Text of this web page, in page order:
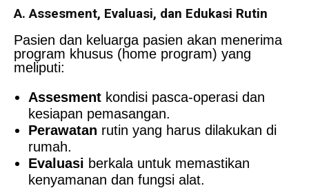
A. Assesment, Evaluasi, dan Edukasi Rutin
Pasien dan keluarga pasien akan menerima
program khusus (home program) yang
meliputi:
Assesment kondisi pasca-operasi dan
kesiapan pemasangan.
Perawatan rutin yang harus dilakukan di
rumah.
Evaluasi berkala untuk memastikan
kenyamanan dan fungsi alat.